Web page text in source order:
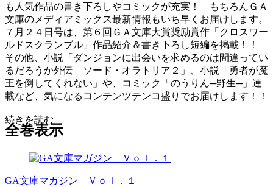
も人気作品の書き下ろしやコミックが充実！ もちろんＧＡ
文庫のメディアミックス最新情報もいち早くお届けします。
７月２４日号は、第６回ＧＡ文庫大賞奨励賞作「クロスワー
ルドスクランブル」作品紹介＆書き下ろし短編を掲載！！
その他、小説「ダンジョンに出会いを求めるのは間違ってい
るだろうか外伝 ソード・オラトリア２」、小説「勇者が魔
王を倒してくれない」や、コミック「のうりん─野生─」連
載など、気になるコンテンツテンコ盛りでお届けします！！
続きを読む
全巻表示
GA文庫マガジン Ｖｏｌ．１